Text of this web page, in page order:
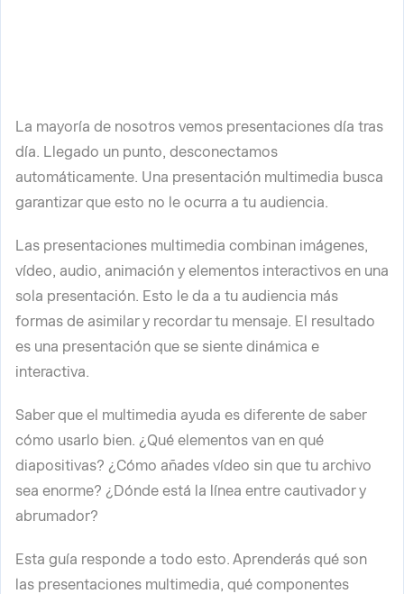
La mayoría de nosotros vemos presentaciones día tras
día. Llegado un punto, desconectamos
automáticamente. Una presentación multimedia busca
garantizar que esto no le ocurra a tu audiencia.
Las presentaciones multimedia combinan imágenes,
vídeo, audio, animación y elementos interactivos en una
sola presentación. Esto le da a tu audiencia más
formas de asimilar y recordar tu mensaje. El resultado
es una presentación que se siente dinámica e
interactiva.
Saber que el multimedia ayuda es diferente de saber
cómo usarlo bien. ¿Qué elementos van en qué
diapositivas? ¿Cómo añades vídeo sin que tu archivo
sea enorme? ¿Dónde está la línea entre cautivador y
abrumador?
Esta guía responde a todo esto. Aprenderás qué son
las presentaciones multimedia, qué componentes